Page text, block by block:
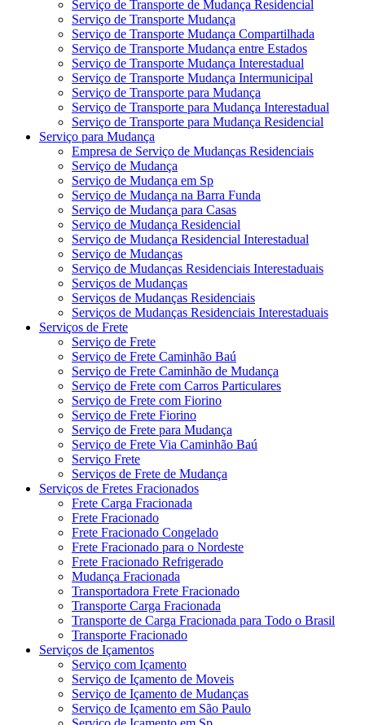
Serviço de Transporte de Mudança Residencial
Serviço de Transporte Mudança
Serviço de Transporte Mudança Compartilhada
Serviço de Transporte Mudança entre Estados
Serviço de Transporte Mudança Interestadual
Serviço de Transporte Mudança Intermunicipal
Serviço de Transporte para Mudança
Serviço de Transporte para Mudança Interestadual
Serviço de Transporte para Mudança Residencial
Serviço para Mudança
Empresa de Serviço de Mudanças Residenciais
Serviço de Mudança
Serviço de Mudança em Sp
Serviço de Mudança na Barra Funda
Serviço de Mudança para Casas
Serviço de Mudança Residencial
Serviço de Mudança Residencial Interestadual
Serviço de Mudanças
Serviço de Mudanças Residenciais Interestaduais
Serviços de Mudanças
Serviços de Mudanças Residenciais
Serviços de Mudanças Residenciais Interestaduais
Serviços de Frete
Serviço de Frete
Serviço de Frete Caminhão Baú
Serviço de Frete Caminhão de Mudança
Serviço de Frete com Carros Particulares
Serviço de Frete com Fiorino
Serviço de Frete Fiorino
Serviço de Frete para Mudança
Serviço de Frete Via Caminhão Baú
Serviço Frete
Serviços de Frete de Mudança
Serviços de Fretes Fracionados
Frete Carga Fracionada
Frete Fracionado
Frete Fracionado Congelado
Frete Fracionado para o Nordeste
Frete Fracionado Refrigerado
Mudança Fracionada
Transportadora Frete Fracionado
Transporte Carga Fracionada
Transporte de Carga Fracionada para Todo o Brasil
Transporte Fracionado
Serviços de Içamentos
Serviço com Içamento
Serviço de Içamento de Moveis
Serviço de Içamento de Mudanças
Serviço de Içamento em São Paulo